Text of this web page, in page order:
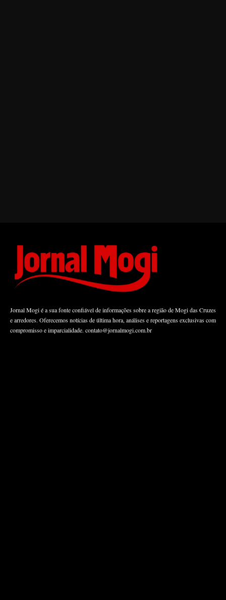
Jornal Mogi é a sua fonte confiável de informações sobre a região de Mogi das Cruzes
e arredores. Oferecemos notícias de última hora, análises e reportagens exclusivas com
compromisso e imparcialidade. contato@jornalmogi.com.br